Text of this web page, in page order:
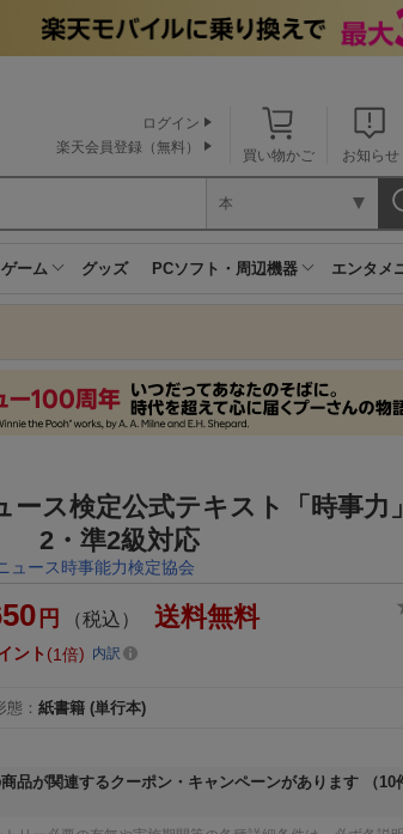
買い物かご お知らせ
ログイン
楽天会員登録（無料）
本
ゲーム グッズ PCソフト・周辺機器 エンタメ
ース検定公式テキスト「時事力
2・準2級対応
ュース時事能力検定協会
円 （税込） 送料無料
ント 1倍 内訳
態 ： 紙書籍 (単行本)
品が関連するクーポン・キャンペーンがあります
（10